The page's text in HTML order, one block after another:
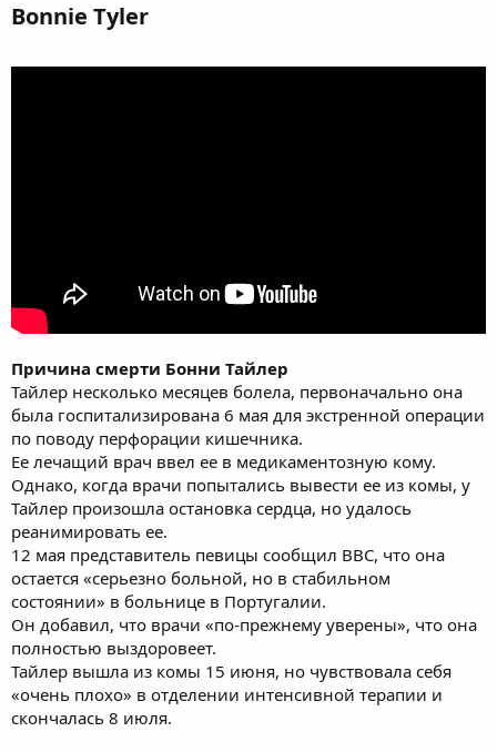
Bonnie Tyler​
Причина смерти Бонни Тайлер
Тайлер несколько месяцев болела, первоначально она
была госпитализирована 6 мая для экстренной операции
по поводу перфорации кишечника.
Ее лечащий врач ввел ее в медикаментозную кому.
Однако, когда врачи попытались вывести ее из комы, у
Тайлер произошла остановка сердца, но удалось
реанимировать ее.
12 мая представитель певицы сообщил BBC, что она
остается «серьезно больной, но в стабильном
состоянии» в больнице в Португалии.
Он добавил, что врачи «по-прежнему уверены», что она
полностью выздоровеет.
Тайлер вышла из комы 15 июня, но чувствовала себя
«очень плохо» в отделении интенсивной терапии и
скончалась 8 июля.